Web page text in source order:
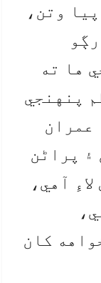
وتن،
ها ته
پنهنجي
عمران
۽ پراڻن
آهي،
کان